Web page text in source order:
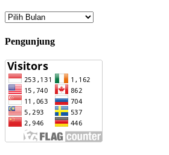
Arsip
Pengunjung